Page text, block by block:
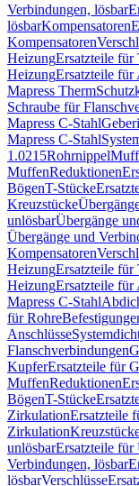
Verbindungen, lösbar
lösbarKompensatoren
Kompensatoren
HeizungErsatzteile für
HeizungErsatzteile für
Mapress Therm
Schraube für
Mapress C-Stahl
Mapress C-Stahl
1.0215Rohrnippel
MuffenReduktionen
BögenT-Stücke
Kreuzstücke
unlösbarÜbergänge
Übergänge und
Kompensatoren
HeizungErsatzteile für
HeizungErsatzteile für
Mapress C-Stahl
für Rohre
Anschlüsse
Flanschverbindungen
KupferErsatzteile für
MuffenReduktionen
BögenT-Stücke
ZirkulationErsatzteile
Zirkulation
unlösbarErsatzteile für
Verbindungen, lösbar
lösbarVerschlüsse